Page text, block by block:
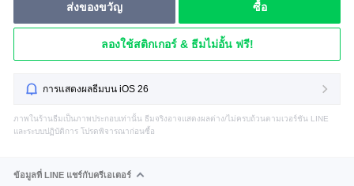
ส่งของขวัญ ซื้อ
ลองใช้สติกเกอร์ & ธีมไม่อั้น ฟรี!
การแสดงผลธีมบน iOS 26
ภาพในร้านธีมเป็นภาพประกอบเท่านั้น ธีมจริงอาจแสดงผลต่าง/ไม่ครบถ้วนตามเวอร์ชัน LINE
และระบบปฏิบัติการ โปรดพิจารณาก่อนซื้อ
ข้อมูลที่ LINE แชร์กับครีเอเตอร์